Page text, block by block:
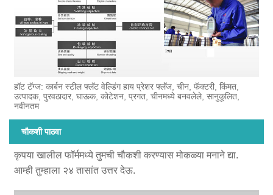
हॉट टॅग्ज: कार्बन स्टील फ्लॅट वेल्डिंग हाय प्रेशर फ्लॅंज, चीन, फॅक्टरी, किंमत,
उत्पादक, पुरवठादार, घाऊक, कोटेशन, प्रगत, चीनमध्ये बनवलेले, सानुकूलित,
नवीनतम
चौकशी पाठवा
कृपया खालील फॉर्ममध्ये तुमची चौकशी करण्यास मोकळ्या मनाने द्या.
आम्ही तुम्हाला २४ तासांत उत्तर देऊ.